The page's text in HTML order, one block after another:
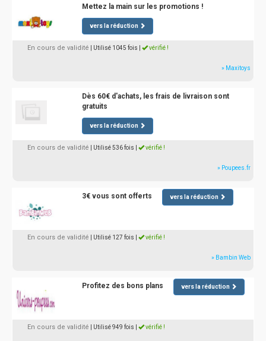
Mettez la main sur les promotions !
vers la réduction
En cours de validité | Utilisé 1045 fois vérifié !
» Maxitoys
Dès 60€ d'achats, les frais de livraison sont
gratuits
vers la réduction
En cours de validité | Utilisé 536 fois vérifié !
» Poupees.fr
3€ vous sont offerts vers la réduction
En cours de validité | Utilisé 127 fois vérifié !
» Bambin Web
Profitez des bons plans vers la réduction
En cours de validité | Utilisé 949 fois vérifié !